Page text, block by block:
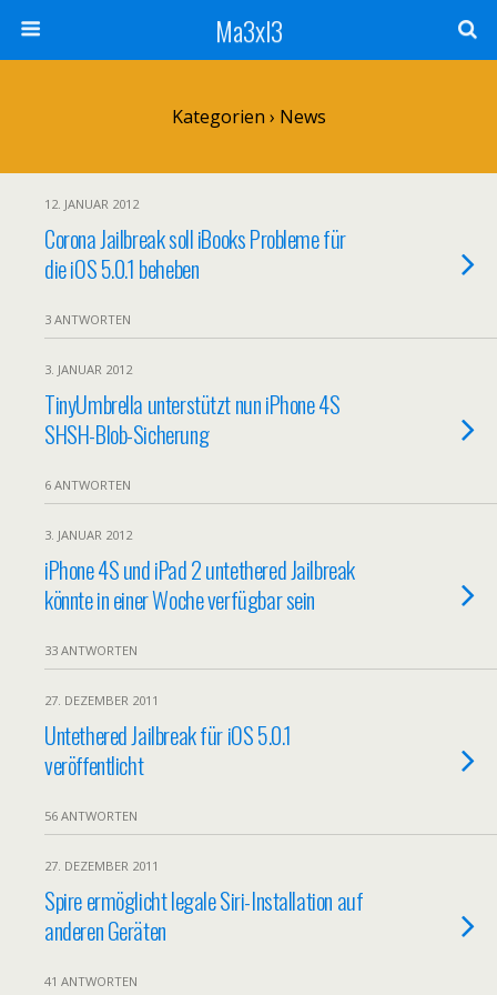
Ma3xl3
Kategorien › News
12. JANUAR 2012
Corona Jailbreak soll iBooks Probleme für
die iOS 5.0.1 beheben
3 ANTWORTEN
3. JANUAR 2012
TinyUmbrella unterstützt nun iPhone 4S
SHSH-Blob-Sicherung
6 ANTWORTEN
3. JANUAR 2012
iPhone 4S und iPad 2 untethered Jailbreak
könnte in einer Woche verfügbar sein
33 ANTWORTEN
27. DEZEMBER 2011
Untethered Jailbreak für iOS 5.0.1
veröffentlicht
56 ANTWORTEN
27. DEZEMBER 2011
Spire ermöglicht legale Siri-Installation auf
anderen Geräten
41 ANTWORTEN